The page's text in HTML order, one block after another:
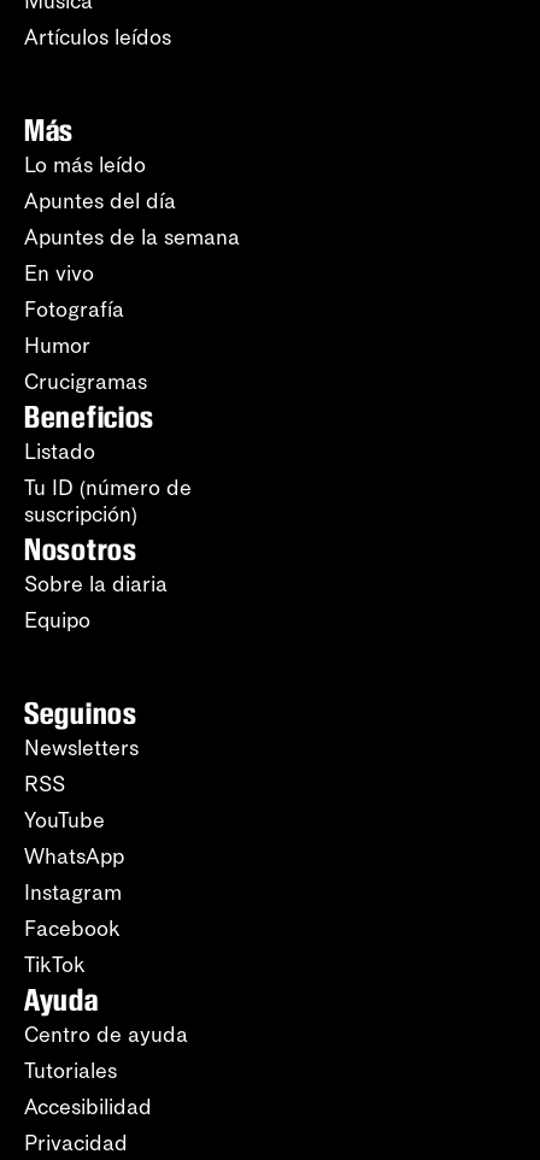
Artículos leídos
Más
Lo más leído
Apuntes del día
Apuntes de la semana
En vivo
Fotografía
Humor
Crucigramas
Beneficios
Listado
Tu ID (número de
suscripción)
Nosotros
Sobre la diaria
Equipo
Seguinos
Newsletters
RSS
YouTube
WhatsApp
Instagram
Facebook
TikTok
Ayuda
Centro de ayuda
Tutoriales
Accesibilidad
Privacidad